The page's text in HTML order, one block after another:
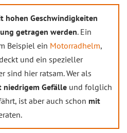
hohen Geschwindigkeiten
getragen werden. Ein
Beispiel ein Motorradhelm,
und ein spezieller
sind hier ratsam. Wer als
niedrigem Gefälle und folglich
ist aber auch schon mit